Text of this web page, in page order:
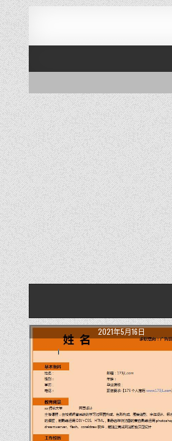
2021年5月16日